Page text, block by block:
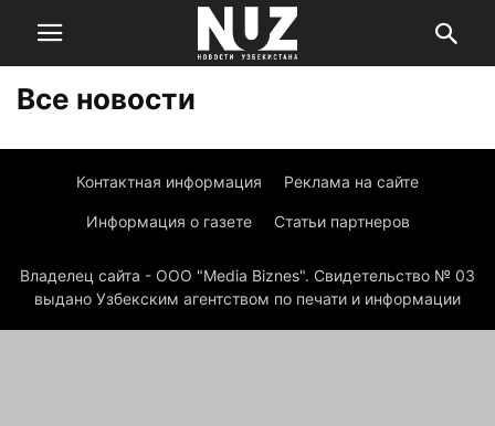
Все новости
Контактная информация Реклама на сайте
Информация о газете Статьи партнеров
Владелец сайта - ООО "Media Biznes". Свидетельство № 03
выдано Узбекским агентством по печати и информации